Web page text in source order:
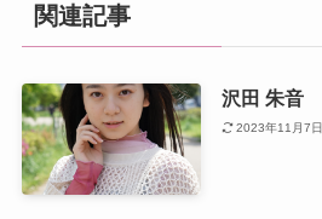
関連記事
沢田 朱音
2023年11月7日